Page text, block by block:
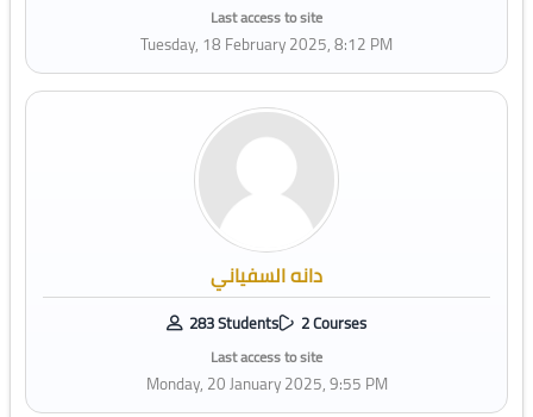
Last access to site
Tuesday, 18 February 2025, 8:12 PM
دانه السفياني
283 Students 2 Courses
Last access to site
Monday, 20 January 2025, 9:55 PM